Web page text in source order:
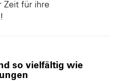
Zeit für ihre
so vielfältig wie